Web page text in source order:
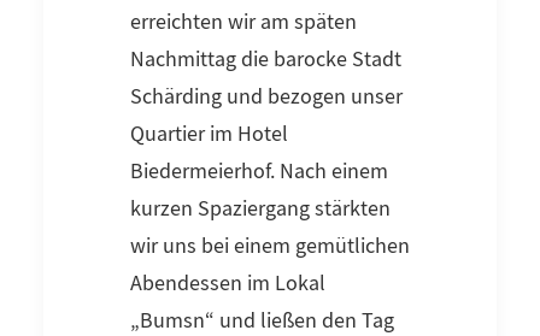
erreichten wir am späten
Nachmittag die barocke Stadt
Schärding und bezogen unser
Quartier im Hotel
Biedermeierhof. Nach einem
kurzen Spaziergang stärkten
wir uns bei einem gemütlichen
Abendessen im Lokal
„Bumsn“ und ließen den Tag